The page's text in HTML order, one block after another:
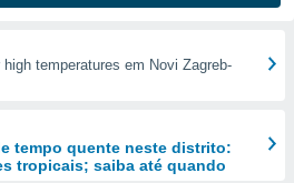
temperatures em Novi Zagreb-
tempo quente neste distrito:
tropicais; saiba até quando